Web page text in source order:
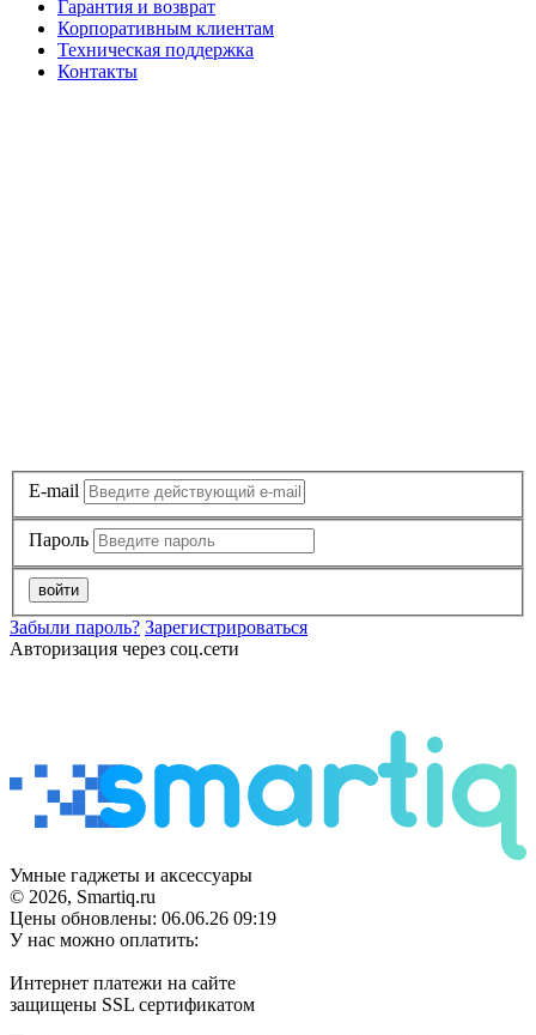
Гарантия и возврат
Корпоративным клиентам
Техническая поддержка
Контакты
E-mail
Пароль
войти
Забыли пароль? Зарегистрироваться
Авторизация через соц.сети
Умные гаджеты и аксессуары
© 2026, Smartiq.ru
Цены обновлены: 06.06.26 09:19
У нас можно оплатить:
Интернет платежи на сайте
защищены SSL сертификатом